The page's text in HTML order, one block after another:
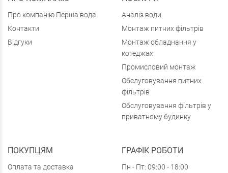
Про компанію Перша вода
Контакти
Відгуки
Аналіз води
Монтаж питних фільтрів
Монтаж обладнання у
котеджах
Промисловий монтаж
Обслуговування питних
фільтрів
Обслуговування фільтрів у
приватному будинку
ПОКУПЦЯМ
Оплата та доставка
ГРАФІК РОБОТИ
Пн - Пт: 09:00 - 18:00